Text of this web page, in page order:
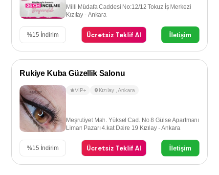
Milli Müdafa Caddesi No:12/12 Tokuz İş Merkezi
Kızılay - Ankara
%15 İndirim Ücretsiz Teklif Al İletişim
Rukiye Kuba Güzellik Salonu
VIP+ Kızılay ,Ankara
Meşrutiyet Mah. Yüksel Cad. No 8 Gülse Apartmanı
Liman Pazarı 4.kat Daire 19 Kızılay - Ankara
%15 İndirim Ücretsiz Teklif Al İletişim